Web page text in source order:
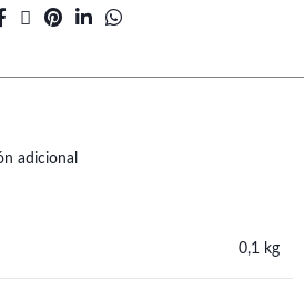
adicional
0,1 kg